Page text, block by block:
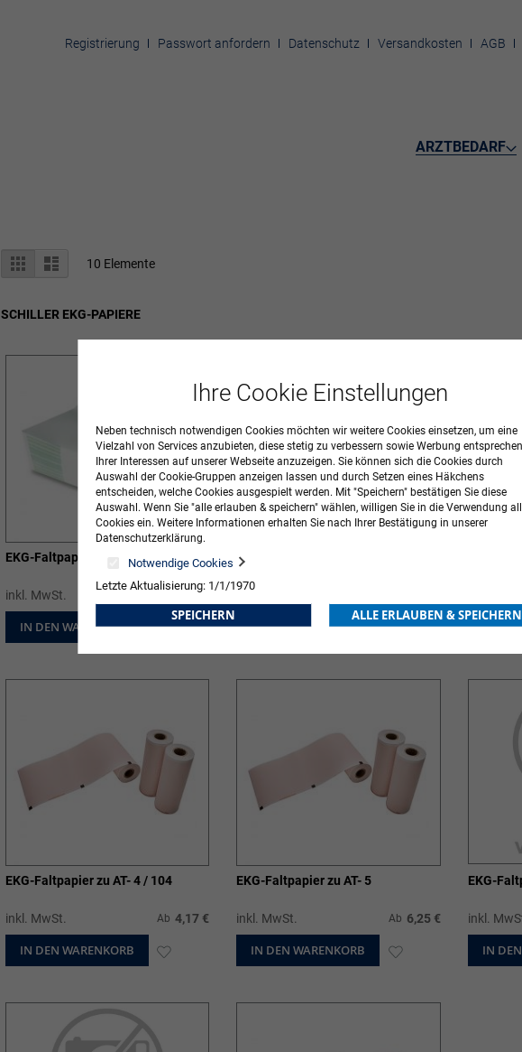
Registrierung Passwort anfordern Datenschutz Versandkosten AGB
ARZTBEDARF
Anzeigen
als
Liste Liste 10 Elemente
SCHILLER EKG-PAPIERE
EKG-Faltpapier für AT-1/SP-1
inkl. MwSt. 4,70 €
IN DEN WARENKORB ZUR
WUNSCHLISTE
EKG-Faltpapier zu AT-2 und CS-200
IN DEN WARENKORB ZUR
WUNSCHLISTE
EKG-
IN
EKG-Faltpapier zu AT- 4 / 104
inkl. MwSt. Ab 4,17 €
IN DEN WARENKORB
EKG-Faltpapier zu AT- 5
inkl. MwSt. Ab 6,25 €
IN DEN WARENKORB ZUR
inkl.
IN
Ihre Cookie Einstellungen
Neben technisch notwendigen Cookies möchten wir weitere Cookies einsetzen, um eine
Vielzahl von Services anzubieten, diese stetig zu verbessern sowie Werbung
Ihrer Interessen auf unserer Webseite anzuzeigen. Sie können sich die Cookies durch
Auswahl der Cookie-Gruppen anzeigen lassen und durch Setzen eines Häkchens
entscheiden, welche Cookies ausgespielt werden. Mit "Speichern" bestätigen Sie diese
Auswahl. Wenn Sie "alle erlauben & speichern" wählen, willigen Sie in die Verwendung
Cookies ein. Weitere Informationen erhalten Sie nach Ihrer Bestätigung in unserer
Datenschutzerklärung.
Notwendige Cookies
Letzte Aktualisierung: 1/1/1970
SPEICHERN ALLE ERLAUBEN & SPEICHERN